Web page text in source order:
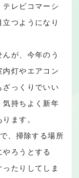
レビコマーシ
つようになり
が、今年のう
灯やエアコン
っくりでいい
持ちよく新年
ます。
、掃除する場所
ろうとする
たりしてしま